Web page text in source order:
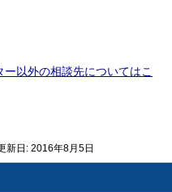
以外の相談先についてはこ
新日: 2016年8月5日